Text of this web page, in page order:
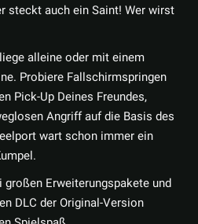
steckt auch ein Saint! Wer wirst
alleine oder mit einem
Probiere Fallschirmspringen
Pick-Up Deines Freundes,
Angriff auf die Basis des
wart schon immer ein
großen Erweiterungspakete und
DLC der Original-Version